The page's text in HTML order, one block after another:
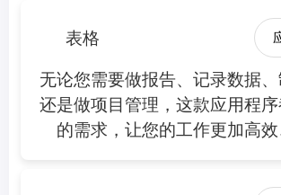
表格
无论您需要做报告、记录数据、
还是做项目管理，这款应用程
的需求，让您的工作更加高效